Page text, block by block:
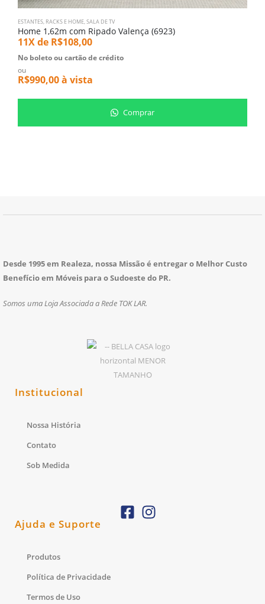
ESTANTES, RACKS E HOME,SALA DE TV
Home 1,62m com Ripado Valença (6923)
11X de R$108,00
No boleto ou cartão de crédito
ou
R$990,00à vista
Comprar
Desde 1995 em Realeza, nossa Missão é entregar o Melhor Custo
Benefício em Móveis para o Sudoeste do PR.
Somos uma Loja Associada a Rede TOK LAR.
Institucional
Nossa História
Contato
Sob Medida
Ajuda e Suporte
Produtos
Política de Privacidade
Termos de Uso